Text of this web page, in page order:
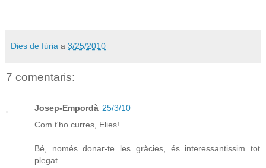
Dies de fúria a 3/25/2010
7 comentaris:
Josep-Empordà 25/3/10
Com t'ho curres, Elies!.
Bé, només donar-te les gràcies, és interessantissim tot
plegat.